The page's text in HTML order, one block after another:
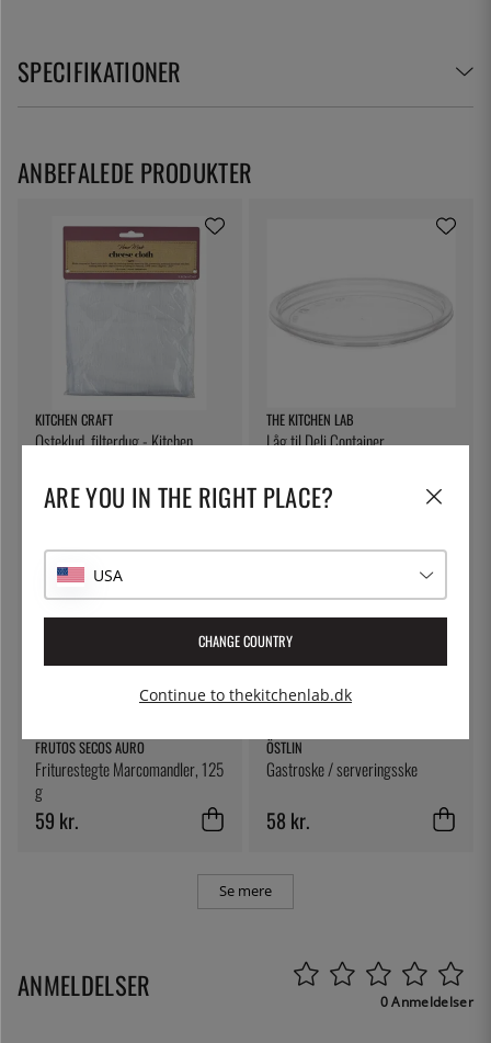
SPECIFIKATIONER
KITCHEN CRAFT
Osteklud, filterdug - Kitchen
61 kr.
THE KITCHEN LAB
Låg til Deli Container
4 kr.
FRUTOS SECOS AURO
Friturestegte Marcomandler, 125
g
59 kr.
ÖSTLIN
Gastroske / serveringsske
58 kr.
Se mere
ANBEFALEDE PRODUKTER
ANMELDELSER 0 Anmeldelser
ARE YOU IN THE RIGHT PLACE?
USA
CHANGE COUNTRY
Continue to thekitchenlab.dk